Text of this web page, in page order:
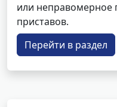
или неправомерное
приставов.
Перейти в раздел